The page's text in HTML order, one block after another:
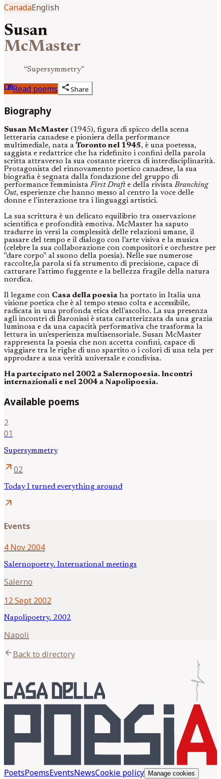
CanadaEnglish
Susan
McMaster
“Supersymmetry”
menu_bookRead poems shareShare
Biography
Susan McMaster (1945), figura di spicco della scena
letteraria canadese e pioniera della performance
multimediale, nata a Toronto nel 1945, è una poetessa,
saggista e redattrice che ha ridefinito i confini della parola
scritta attraverso la sua costante ricerca di interdisciplinarità.
Protagonista del rinnovamento poetico canadese, la sua
biografia è segnata dalla fondazione del gruppo di
performance femminista First Drafte della rivistaBranching
Out, esperienze che hanno messo al centro la voce delle
donne e l'interazione tra i linguaggi artistici.
La sua scrittura è un delicato equilibrio tra osservazione
scientifica e profondità emotiva. McMaster ha saputo
tradurre in versi la complessità delle relazioni umane, il
passare del tempo e il dialogo con l'arte visiva e la musica
(celebre la sua collaborazione con compositori e orchestre per
"dare corpo" al suono della poesia). Nelle sue numerose
raccolte,la parola si fa strumento di precisione, capace di
catturare l'attimo fuggente e la bellezza fragile della natura
nordica.
Il legame con Casa della poesia ha portato in Italia una
visione poetica che è al tempo stesso colta e accessibile,
radicata in una profonda etica dell'ascolto. La sua presenza
agli incontri di Baronissi è stata caratterizzata da una grazia
luminosa e da una capacità performativa che trasforma la
lettura in un'esperienza multisensoriale. Susan McMaster
rappresenta la poesia che non accetta confini, capace di
viaggiare tra le righe di uno spartito o i colori di una tela per
approdare a una verità universale e condivisa.
Ha partecipato nel 2002 a Salernopoesia. Incontri
internazionali e nel 2004 a Napolipoesia.
Available poems
2
01
Supersymmetry
arrow_outward 02
Today I turned everything around
arrow_outward
Events
4 Nov 2004
Salernopoetry. International meetings
Salerno
12 Sept 2002
Napolipoetry. 2002
Napoli
arrow_backBack to directory
PoetsPoemsEventsNewsCookie policy Manage cookies